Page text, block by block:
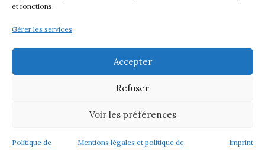
et fonctions.
Gérer les services
Accepter
Refuser
Voir les préférences
Politique de
Mentions légales et politique de
Imprint
Mentions légales & confidentialité
© 2026 Asso M&M - Thème WordPress par
Kadence WP